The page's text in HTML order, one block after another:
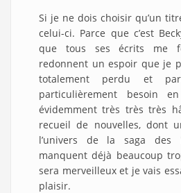
Si je ne dois choisir qu’un
celui-ci. Parce que c’est
que tous ses écrits me
redonnent un espoir que je
totalement perdu et
particulièrement besoin
évidemment très très très
recueil de nouvelles, dont
l’univers de la saga des
manquent déjà beaucoup
sera merveilleux et je vais
plaisir.